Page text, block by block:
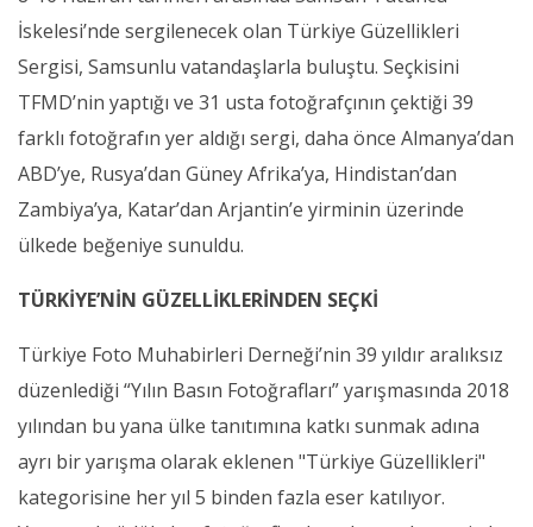
İskelesi’nde sergilenecek olan Türkiye Güzellikleri
Sergisi, Samsunlu vatandaşlarla buluştu. Seçkisini
TFMD’nin yaptığı ve 31 usta fotoğrafçının çektiği 39
farklı fotoğrafın yer aldığı sergi, daha önce Almanya’dan
ABD’ye, Rusya’dan Güney Afrika’ya, Hindistan’dan
Zambiya’ya, Katar’dan Arjantin’e yirminin üzerinde
ülkede beğeniye sunuldu.
TÜRKİYE’NİN GÜZELLİKLERİNDEN SEÇKİ
Türkiye Foto Muhabirleri Derneği’nin 39 yıldır aralıksız
düzenlediği “Yılın Basın Fotoğrafları” yarışmasında 2018
yılından bu yana ülke tanıtımına katkı sunmak adına
ayrı bir yarışma olarak eklenen "Türkiye Güzellikleri"
kategorisine her yıl 5 binden fazla eser katılıyor.